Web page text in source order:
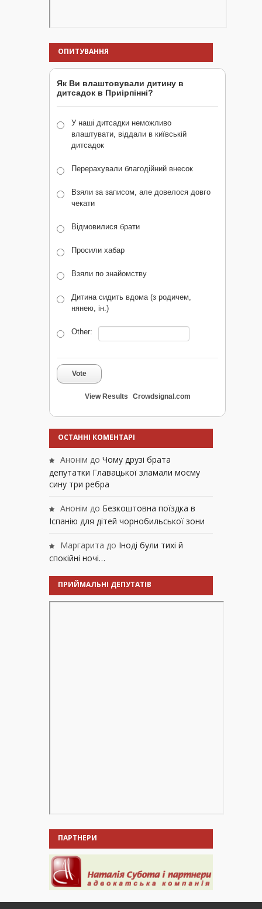
ОПИТУВАННЯ
Як Ви влаштовували дитину в
дитсадок в Приірпінні?
У наші дитсадки неможливо
влаштувати, віддали в київській
дитсадок
Перерахували благодійний внесок
Взяли за записом, але довелося довго
чекати
Відмовилися брати
Просили хабар
Взяли по знайомству
Дитина сидить вдома (з родичем,
нянею, ін.)
Other:
Vote
View Results Crowdsignal.com
ОСТАННІ КОМЕНТАРІ
Анонім до Чому друзі брата
депутатки Главацької зламали моєму
сину три ребра
Анонім до Безкоштовна поїздка в
Іспанію для дітей чорнобильської зони
Маргарита до Іноді були тихі й
спокійні ночі…
ПРИЙМАЛЬНІ ДЕПУТАТІВ
ПАРТНЕРИ